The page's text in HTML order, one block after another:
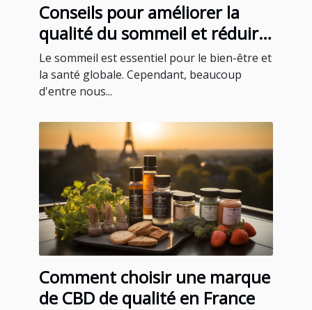
Conseils pour améliorer la
qualité du sommeil et réduire
le ronflement
Le sommeil est essentiel pour le bien-être et
la santé globale. Cependant, beaucoup
d'entre nous...
Comment choisir une marque
de CBD de qualité en France